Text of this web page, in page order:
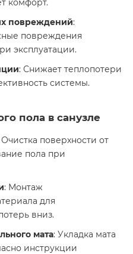
комфорт.
повреждений:
повреждения
эксплуатации.
: Снижает теплопотери
системы.
пола в санузле
Очистка поверхности от
пола при
: Монтаж
для
вниз.
мата: Укладка мата
инструкции